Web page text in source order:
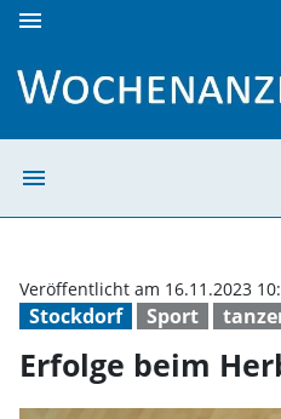
menu
menu
Stockdorf Sport
Veröffentlicht am 16.11.2023
Erfolge beim